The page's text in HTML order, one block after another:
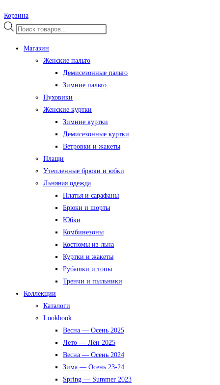
Корзина
Поиск
Магазин
Женские пальто
Демисезонные пальто
Зимние пальто
Пуховики
Женские куртки
Зимние куртки
Демисезонные куртки
Ветровки и жакеты
Плащи
Утепленные брюки и юбки
Льняная одежда
Платья и сарафаны
Брюки и шорты
Юбки
Комбинезоны
Костюмы из льна
Куртки и жакеты
Рубашки и топы
Тренчи и пыльники
Коллекции
Каталоги
Lookbook
Весна — Осень 2025
Лето — Лён 2025
Весна — Осень 2024
Зима — Осень 23-24
Spring — Summer 2023